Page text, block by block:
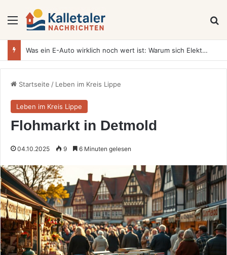
Menü
Was ein E-Auto wirklich noch wert ist: Warum sich Elektrofahrzeuge bei der Wertermittlung anders verhalten als Verbrenner
Startseite / Leben im Kreis Lippe
Leben im Kreis Lippe
Flohmarkt in Detmold
04.10.2025 9 6 Minuten gelesen